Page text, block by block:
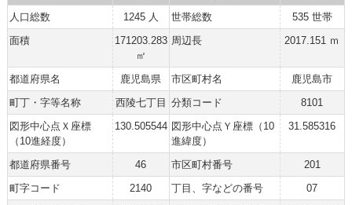
人口総数
1245 人 世帯総数
535 世帯
面積
171203.283
㎡
周辺長 2017.151 ｍ
都道府県名 鹿児島県 市区町村名
鹿児島市
町丁・字等名称
西陵七丁目 分類コード
8101
図形中心点Ｘ座標
（10進経度）
130.505544 図形中心点Ｙ座標（10
進緯度）
31.585316
都道府県番号 46 市区町村番号
201
町字コード
2140 丁目、字などの番号
07